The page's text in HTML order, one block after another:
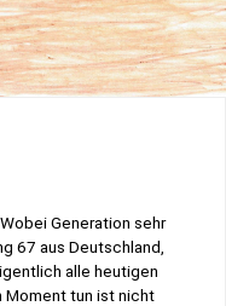
Generation sehr
67 aus Deutschland,
alle heutigen
Moment tun ist nicht